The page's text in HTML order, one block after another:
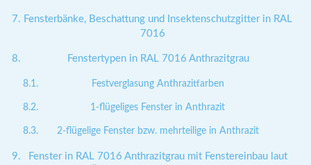
Fensterbänke, Beschattung und Insektenschutzgitter in RAL
7016
Fenstertypen in RAL 7016 Anthrazitgrau
Festverglasung Anthrazitfarben
1-flügeliges Fenster in Anthrazit
2-flügelige Fenster bzw. mehrteilige in Anthrazit
Fenster in RAL 7016 Anthrazitgrau mit Fenstereinbau laut